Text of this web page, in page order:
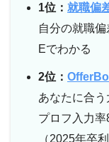
1位： 就職偏
自分の就職
Eでわかる
2位：
あなたに合う
プロフ入力率
（2025年卒